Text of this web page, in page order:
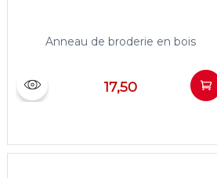
Anneau de broderie en bois
17,50